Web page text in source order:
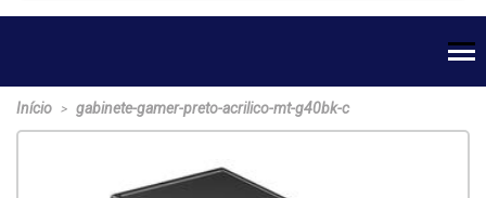
Início > gabinete-gamer-preto-acrilico-mt-g40bk-c